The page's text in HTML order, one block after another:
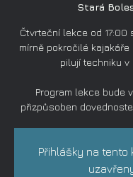
Stará
Čtvrteční lekce od 17:00
mírně pokročilé kajakáře
pilují techniku v
Program lekce bude
přizpůsoben
Přihlášky na tento